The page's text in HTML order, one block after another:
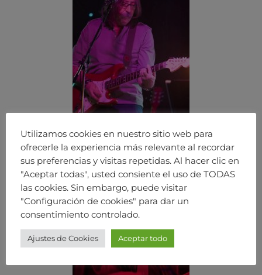
Utilizamos cookies en nuestro sitio web para
ofrecerle la experiencia más relevante al recordar
sus preferencias y visitas repetidas. Al hacer clic en
"Aceptar todas", usted consiente el uso de TODAS
las cookies. Sin embargo, puede visitar
"Configuración de cookies" para dar un
consentimiento controlado.
Ajustes de Cookies Aceptar todo